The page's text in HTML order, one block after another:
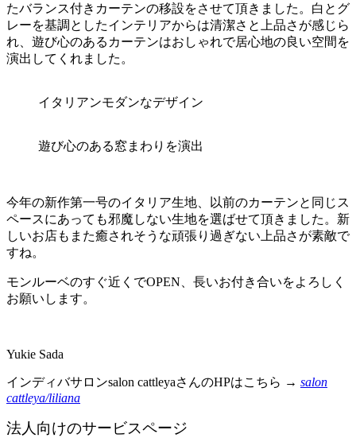
たバランス付きカーテンの移設をさせて頂きました。白とグ
レーを基調としたインテリアからは清潔さと上品さが感じら
れ、遊び心のあるカーテンはおしゃれで居心地の良い空間を
演出してくれました。
イタリアンモダンなデザイン
遊び心のある窓まわりを演出
今年の新作第一号のイタリア生地、以前のカーテンと同じス
ペースにあっても邪魔しない生地を選ばせて頂きました。新
しいお店もまた癒されそうな頑張り過ぎない上品さが素敵で
すね。
モンルーベのすぐ近くでOPEN、長いお付き合いをよろしく
お願いします。
Yukie Sada
インディバサロンsalon cattleyaさんのHPはこちら → salon
cattleya/liliana
法人向けのサービスページ